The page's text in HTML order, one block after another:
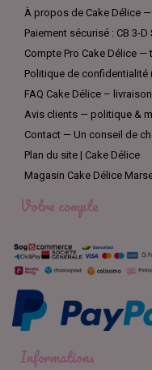
À propos de Cake Délice
Paiement sécurisé : CB 3-D
Compte Pro Cake Délice
Politique de confidentialité
FAQ Cake Délice –
Avis clients — politique &
Contact — Un conseil de
Plan du site | Cake Délice
Magasin Cake Délice
Votre compte
Informations